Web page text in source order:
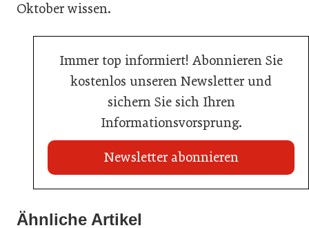
Oktober wissen.
Immer top informiert! Abonnieren Sie
kostenlos unseren Newsletter und
sichern Sie sich Ihren
Informationsvorsprung.
Newsletter abonnieren
Ähnliche Artikel
20. Juli 2026
03. Juni 2026